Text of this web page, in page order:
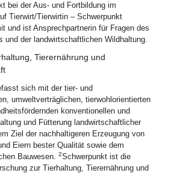
bei der Aus- und Fortbildung im
Tierwirt/Tierwirtin – Schwerpunkt
und ist Ansprechpartnerin für Fragen des
und der landwirtschaftlichen Wildhaltung.
Tierernährung und
sich mit der tier- und
umweltverträglichen, tierwohlorientierten
konventionellen und
und Fütterung landwirtschaftlicher
Ziel der nachhaltigeren Erzeugung von
Eiern bester Qualität sowie dem
Bauwesen. 2Schwerpunkt ist die
zur Tierhaltung, Tierernährung und